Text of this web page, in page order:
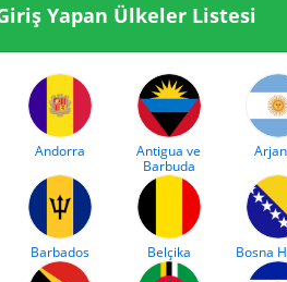
Giriş Yapan Ülkeler Listesi
Andorra
Antigua ve
Barbuda
Barbados Belçika Bosna